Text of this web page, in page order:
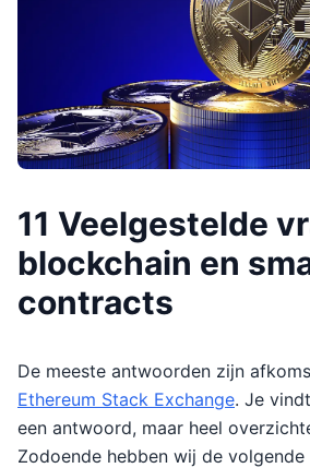
11 Veelgestelde
blockchain en
contracts
De meeste antwoorden zijn
Ethereum Stack Exchange. Je
een antwoord, maar heel
Zodoende hebben wij de